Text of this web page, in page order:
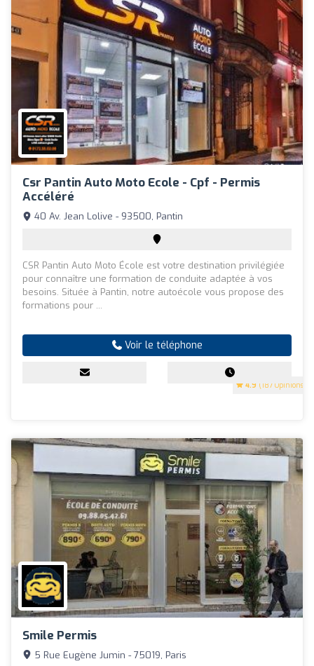
Csr Pantin Auto Moto Ecole - Cpf - Permis
Accéléré
4.9 (187 Opinions)
40 Av. Jean Lolive - 93500, Pantin
CSR Pantin Auto Moto École est votre destination privilégiée
pour connaître une formation de conduite adaptée à vos
besoins. Située à Pantin, notre autoécole vous propose des
formations pour ...
Voir le téléphone
Smile Permis
5 Rue Eugène Jumin - 75019, Paris